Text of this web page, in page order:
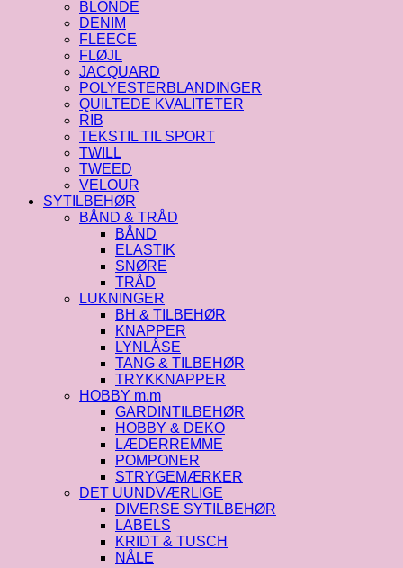
BLONDE
DENIM
FLEECE
FLØJL
JACQUARD
POLYESTERBLANDINGER
QUILTEDE KVALITETER
RIB
TEKSTIL TIL SPORT
TWILL
TWEED
VELOUR
SYTILBEHØR
BÅND & TRÅD
BÅND
ELASTIK
SNØRE
TRÅD
LUKNINGER
BH & TILBEHØR
KNAPPER
LYNLÅSE
TANG & TILBEHØR
TRYKKNAPPER
HOBBY m.m
GARDINTILBEHØR
HOBBY & DEKO
LÆDERREMME
POMPONER
STRYGEMÆRKER
DET UUNDVÆRLIGE
DIVERSE SYTILBEHØR
LABELS
KRIDT & TUSCH
NÅLE